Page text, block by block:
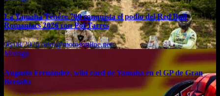
La Yamaha Ténéré 700 conquista el podio del Red Bull
Romaniacs 2026 con Pol Tarrés
06/08/2026oriol@motosonline.net
Motogp
Augusto Fernández, wild card de Yamaha en el GP de Gran
Bretaña